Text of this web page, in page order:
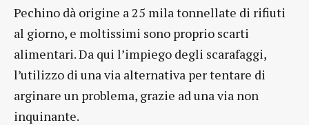
Pechino dà origine a 25 mila tonnellate di rifiuti
al giorno, e moltissimi sono proprio scarti
alimentari. Da qui l’impiego degli scarafaggi,
l’utilizzo di una via alternativa per tentare di
arginare un problema, grazie ad una via non
inquinante.